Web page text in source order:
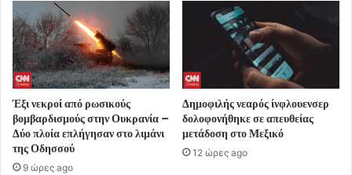
Έξι νεκροί από ρωσικούς
βομβαρδισμούς στην Ουκρανία –
Δύο πλοία επλήγησαν στο λιμάνι
της Οδησσού
9 ώρες ago
Δημοφιλής νεαρός ίνφλουενσερ
δολοφονήθηκε σε απευθείας
μετάδοση στο Μεξικό
12 ώρες ago